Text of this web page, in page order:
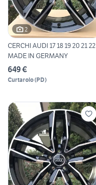
2
CERCHI AUDI 17 18 19 20 21 22
MADE IN GERMANY
649 €
Curtarolo(PD)